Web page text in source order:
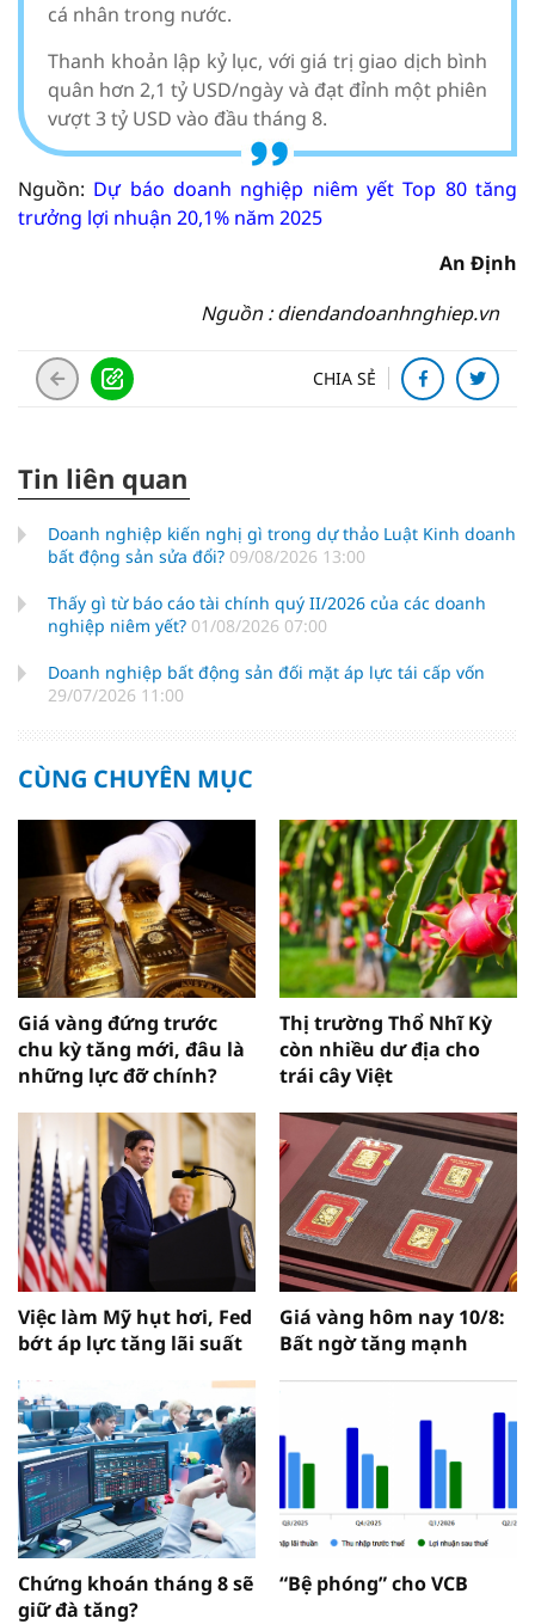
cá nhân trong nước.
Thanh khoản lập kỷ lục, với giá trị giao dịch bình
quân hơn 2,1 tỷ USD/ngày và đạt đỉnh một phiên
vượt 3 tỷ USD vào đầu tháng 8.
Nguồn: Dự báo doanh nghiệp niêm yết Top 80 tăng
trưởng lợi nhuận 20,1% năm 2025
An Định
Nguồn : diendandoanhnghiep.vn
CHIA SẺ
Tin liên quan
Doanh nghiệp kiến nghị gì trong dự thảo Luật Kinh doanh
bất động sản sửa đổi? 09/08/2026 13:00
Thấy gì từ báo cáo tài chính quý II/2026 của các doanh
nghiệp niêm yết? 01/08/2026 07:00
Doanh nghiệp bất động sản đối mặt áp lực tái cấp vốn
29/07/2026 11:00
CÙNG CHUYÊN MỤC
Giá vàng đứng trước
chu kỳ tăng mới, đâu là
những lực đỡ chính?
Thị trường Thổ Nhĩ Kỳ
còn nhiều dư địa cho
trái cây Việt
Việc làm Mỹ hụt hơi, Fed
bớt áp lực tăng lãi suất
Giá vàng hôm nay 10/8:
Bất ngờ tăng mạnh
Chứng khoán tháng 8 sẽ
giữ đà tăng?
“Bệ phóng” cho VCB